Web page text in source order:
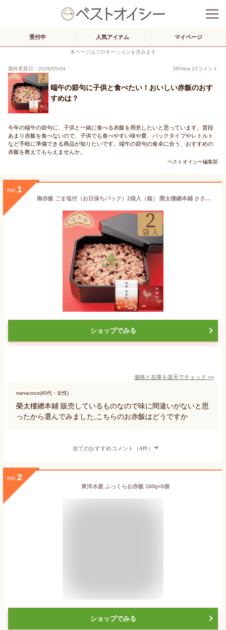
受付中 人気アイテム マイページ
本ページはプロモーションを含みます
最終更新日：2026/05/04 58View 23コメント
端午の節句に子供と食べたい！おいしい赤飯のおす
すめは？
今年の端午の節句に、子供と一緒に食べる赤飯を用意したいと思っています。普段
あまり赤飯を食べないので、子供でも食べやすい味や量、パックタイプやレトルト
など手軽に準備できる商品が知りたいです。端午の節句の食卓に合う、おすすめの
赤飯を教えてもらえませんか。
ベストオイシー編集部
no. 1
御赤飯 ごま塩付（お日保ちパック）2袋入（箱） 榮太樓總本鋪 ささげ 大角豆 母の日 父の日 和菓子 ギフト おしゃれ 手土産 あんこ 老舗 高級スイーツ お取り寄せ 入学祝 送別祝 卒業祝 お祝い返し 内祝い 日本橋 2026
ショップでみる
価格と在庫を楽天でチェック >>
nanacoco(40代・女性)
榮太樓總本鋪 販売しているものなので味に間違いがないと思
ったから選んでみました,こちらのお赤飯はどうですか
全てのおすすめコメント（4件）
no. 2
東洋水産 ふっくらお赤飯 160g×5個
ショップでみる